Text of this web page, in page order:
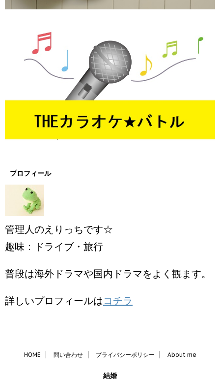
プロフィール
管理人のえりっちです☆
趣味：ドライブ・旅行
普段は海外ドラマや国内ドラマをよく観ます。
詳しいプロフィールはコチラ
HOME 問い合わせ プライバシーポリシー About me
結婚